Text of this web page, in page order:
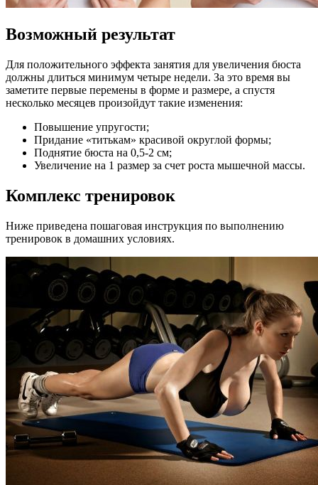
Возможный результат
Для положительного эффекта занятия для увеличения бюста
должны длиться минимум четыре недели. За это время вы
заметите первые перемены в форме и размере, а спустя
несколько месяцев произойдут такие изменения:
Повышение упругости;
Придание «титькам» красивой округлой формы;
Поднятие бюста на 0,5-2 см;
Увеличение на 1 размер за счет роста мышечной массы.
Комплекс тренировок
Ниже приведена пошаговая инструкция по выполнению
тренировок в домашних условиях.